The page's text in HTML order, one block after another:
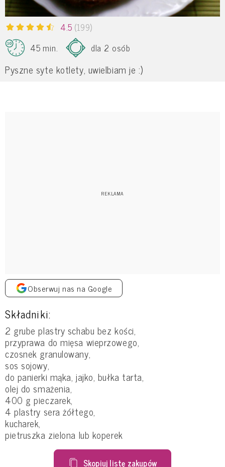
4.5 (199)
45 min.
dla 2 osób
Pyszne syte kotlety, uwielbiam je :)
Obserwuj nas na Google
Składniki:
2 grube plastry schabu bez kości,
przyprawa do mięsa wieprzowego,
czosnek granulowany,
sos sojowy,
do panierki mąka, jajko, bułka tarta,
olej do smażenia,
400 g pieczarek,
4 plastry sera żółtego,
kucharek,
pietruszka zielona lub koperek
Skopiuj listę zakupów